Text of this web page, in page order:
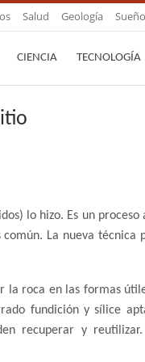
Salud Geología Sueño
CIENCIA TECNOLOGÍA
lo hizo. Es un
La nueva técnica
roca en las formas
fundición y sílice
recuperar y